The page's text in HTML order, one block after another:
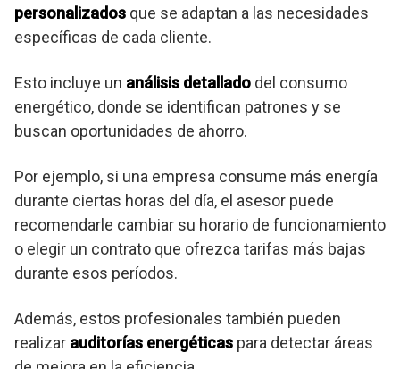
personalizados que se adaptan a las necesidades
específicas de cada cliente.
Esto incluye un análisis detallado del consumo
energético, donde se identifican patrones y se
buscan oportunidades de ahorro.
Por ejemplo, si una empresa consume más energía
durante ciertas horas del día, el asesor puede
recomendarle cambiar su horario de funcionamiento
o elegir un contrato que ofrezca tarifas más bajas
durante esos períodos.
Además, estos profesionales también pueden
realizar auditorías energéticas para detectar áreas